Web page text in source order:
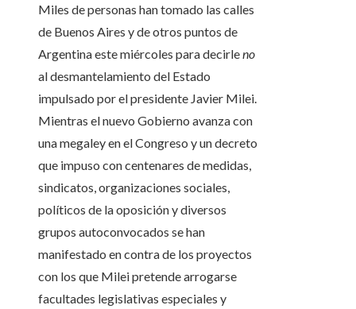
Miles de personas han tomado las calles
de Buenos Aires y de otros puntos de
Argentina este miércoles para decirleno
al desmantelamiento del Estado
impulsado por el presidente Javier Milei.
Mientras el nuevo Gobierno avanza con
una megaley en el Congreso y un decreto
que impuso con centenares de medidas,
sindicatos, organizaciones sociales,
políticos de la oposición y diversos
grupos autoconvocados se han
manifestado en contra de los proyectos
con los que Milei pretende arrogarse
facultades legislativas especiales y